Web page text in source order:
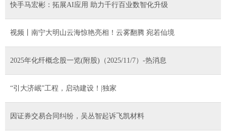
快手马宏彬：拓展AI应用 助力千行百业数智化升级
视频丨南宁大明山云海惊艳亮相！云雾翻腾 宛若仙境
2025年化纤概念股一览(附股)（2025/11/7）-热消息
“引大济岷”工程，启动建设！|独家
因证券交易合同纠纷，吴丛智起诉飞凯材料